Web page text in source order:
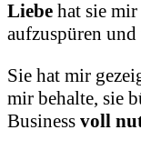
Liebe hat sie
aufzuspüren
Sie hat mir
mir behalte, sie
Business voll